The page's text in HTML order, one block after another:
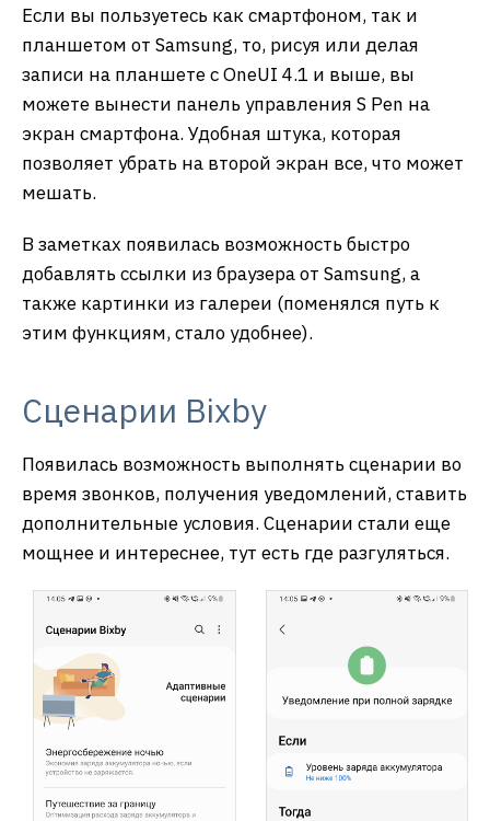
Если вы пользуетесь как смартфоном, так и
планшетом от Samsung, то, рисуя или делая
записи на планшете с OneUI 4.1 и выше, вы
можете вынести панель управления S Pen на
экран смартфона. Удобная штука, которая
позволяет убрать на второй экран все, что может
мешать.
В заметках появилась возможность быстро
добавлять ссылки из браузера от Samsung, а
также картинки из галереи (поменялся путь к
этим функциям, стало удобнее).
Сценарии Bixby
Появилась возможность выполнять сценарии во
время звонков, получения уведомлений, ставить
дополнительные условия. Сценарии стали еще
мощнее и интереснее, тут есть где разгуляться.